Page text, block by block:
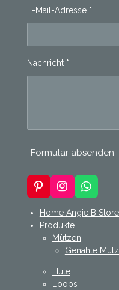
E-Mail-Adresse *
Nachricht *
Formular absenden
P
i
n
t
I
n
s
t
a
g
r
a
m
W
h
a
A
p
Home Angie B
Produkte
Mützen
Genähte
Hüte
Loops